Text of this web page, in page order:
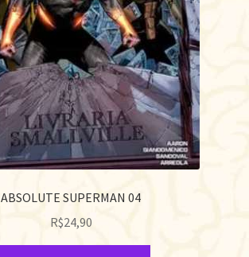
ABSOLUTE SUPERMAN 04
R$24,90